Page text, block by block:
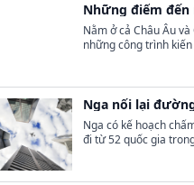
Những điểm
Nằm ở cả Châu Âu
những công trình
tàu hoành tráng, các
thu hút nhiều du
cảnh đẹp và giàu
Nga nối lại
Việt Nam
Nga có kế hoạch
đi từ 52 quốc gia